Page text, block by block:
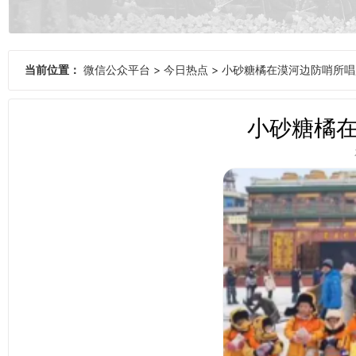
当前位置： 微信公众平台 > 今日热点 > 小砂糖橘在漠河边防哨所
小砂糖橘